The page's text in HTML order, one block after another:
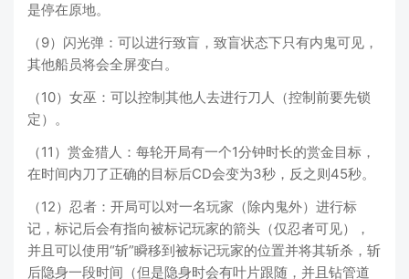
是停在原地。
（9）闪光弹：可以进行致盲，致盲状态下只有内鬼可见，
其他船员将会全屏变白。
（10）女巫：可以控制其他人去进行刀人（控制前要先锁
定）。
（11）赏金猎人：每轮开局有一个1分钟时长的赏金目标，
在时间内刀了正确的目标后CD会变为3秒，反之则45秒。
（12）忍者：开局可以对一名玩家（除内鬼外）进行标
记，标记后会有指向被标记玩家的箭头（仅忍者可见），
并且可以使用“斩”瞬移到被标记玩家的位置并将其斩杀，斩
后隐身一段时间（但是隐身时会有叶片跟随，并且钻管道